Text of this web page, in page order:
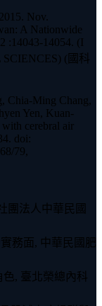
Nov.
A Nationwide
:14043-14054. (I
(國科
Chia-Ming Chang,
Yen, Kuan-
with cerebral air
doi:
79,
團法人中華民國
務面, 中華民國肥
, 臺北榮總內科